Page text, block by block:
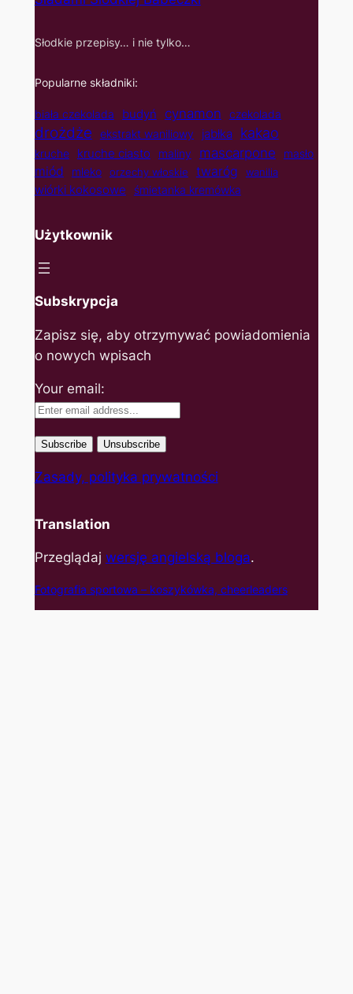
Słodkie przepisy… i nie tylko…
Popularne składniki:
biała czekolada budyń cynamon czekolada
drożdże ekstrakt waniliowy jabłka kakao
kruche kruche ciasto maliny mascarpone masło
miód mleko orzechy włoskie twaróg wanilia
wiórki kokosowe śmietanka kremówka
Użytkownik
Subskrypcja
Zapisz się, aby otrzymywać powiadomienia
o nowych wpisach
Your email:
Zasady, polityka prywatności
Translation
Przeglądaj wersję angielską bloga.
Fotografia sportowa – koszykówka, cheerleaders